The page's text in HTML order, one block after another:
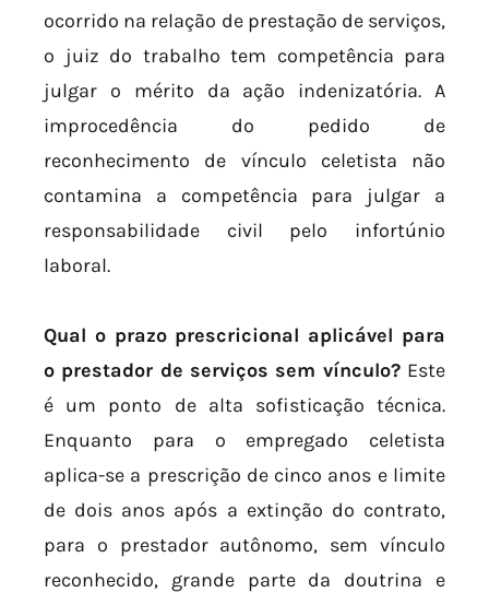
ocorrido na relação de prestação de serviços,
o juiz do trabalho tem competência para
julgar o mérito da ação indenizatória. A
improcedência do pedido de
reconhecimento de vínculo celetista não
contamina a competência para julgar a
responsabilidade civil pelo infortúnio
laboral.
Qual o prazo prescricional aplicável para
o prestador de serviços sem vínculo? Este
é um ponto de alta sofisticação técnica.
Enquanto para o empregado celetista
aplica-se a prescrição de cinco anos e limite
de dois anos após a extinção do contrato,
para o prestador autônomo, sem vínculo
reconhecido, grande parte da doutrina e